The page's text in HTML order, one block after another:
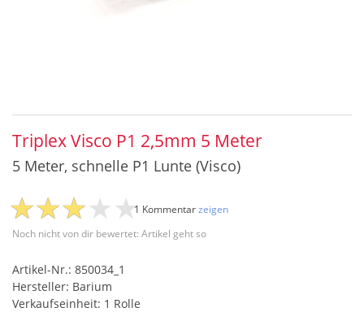
Triplex Visco P1 2,5mm 5 Meter
5 Meter, schnelle P1 Lunte (Visco)
Noch nicht von dir bewertet: Artikel geht so
1 Kommentarzeigen
Artikel-Nr.: 850034_1
Hersteller: Barium
Verkaufseinheit: 1 Rolle